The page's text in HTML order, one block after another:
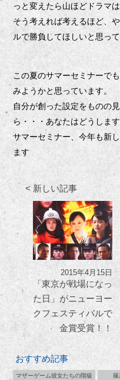
っと変えたら山ほどドラマ
そう考えれば考えるほど、
ルで勝負してほしいと思っ
この夏のサマーセミナーで
みようかと思っています。
自分が創った設定をものの
ら・・・あなたはどうします
サマーセミナー、今年も新
ます
< 新しい記事
2015年4月15日
「東京が戦場になっ
た日」がニューヨー
クフェスティバルで
金賞受賞！！
おすすめ記事
マザーゲーム彼女たちの階級 篠